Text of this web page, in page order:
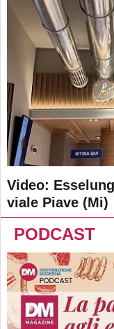
Video:
viale Piave (Mi)
PODCAST